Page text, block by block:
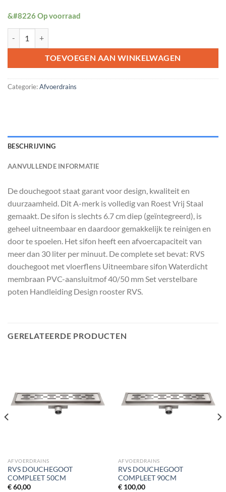
&#8226 Op voorraad
TOEVOEGEN AAN WINKELWAGEN
Categorie:Afvoerdrains
BESCHRIJVING
AANVULLENDE INFORMATIE
De douchegoot staat garant voor design, kwaliteit en
duurzaamheid. Dit A-merk is volledig van Roest Vrij Staal
gemaakt. De sifon is slechts 6.7 cm diep (geïntegreerd), is
geheel uitneembaar en daardoor gemakkelijk te reinigen en
door te spoelen. Het sifon heeft een afvoercapaciteit van
meer dan 30 liter per minuut. De complete set bevat: RVS
douchegoot met vloerflens Uitneembare sifon Waterdicht
membraan PVC-aansluitmof 40/50 mm Set verstelbare
poten Handleiding Design rooster RVS.
GERELATEERDE PRODUCTEN
AFVOERDRAINS
RVS DOUCHEGOOT
COMPLEET 50CM
€60,00
AFVOERDRAINS
RVS DOUCHEGOOT
COMPLEET 90CM
€100,00